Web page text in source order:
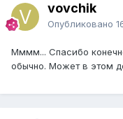
vovchik
Опубликовано
Мммм... Спасибо
обычно. Может в этом